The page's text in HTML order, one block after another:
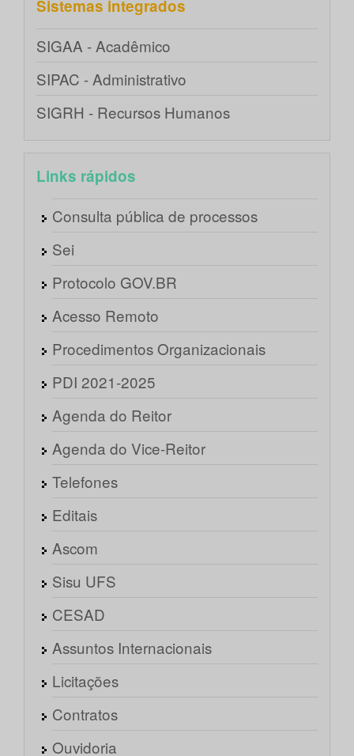
Sistemas integrados
SIGAA - Acadêmico
SIPAC - Administrativo
SIGRH - Recursos Humanos
Links rápidos
Consulta pública de processos
Sei
Protocolo GOV.BR
Acesso Remoto
Procedimentos Organizacionais
PDI 2021-2025
Agenda do Reitor
Agenda do Vice-Reitor
Telefones
Editais
Ascom
Sisu UFS
CESAD
Assuntos Internacionais
Licitações
Contratos
Ouvidoria